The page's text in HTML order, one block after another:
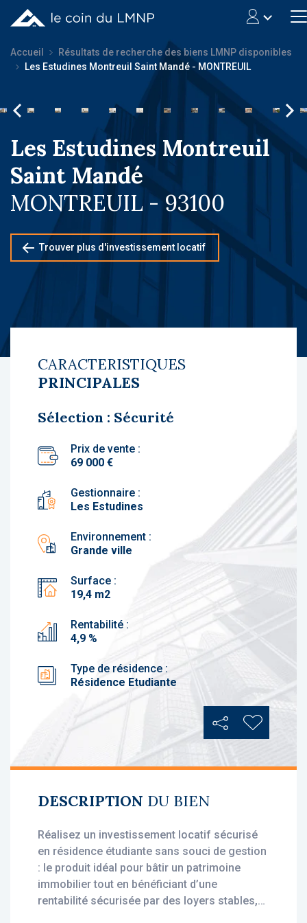
Accueil
Résultats de recherche des biens LMNP disponibles
Les Estudines Montreuil Saint Mandé - MONTREUIL
Les Estudines Montreuil
Saint Mandé
MONTREUIL - 93100
Trouver plus d'investissement locatif
CARACTERISTIQUES
PRINCIPALES
Sélection : Sécurité
Prix de vente :
69 000 €
Gestionnaire :
Les Estudines
Environnement :
Grande ville
Surface :
19,4 m2
Rentabilité :
4,9 %
Type de résidence :
Résidence Etudiante
PartagerAjouter
DESCRIPTION DU BIEN
Réalisez un investissement locatif sécurisé
en résidence étudiante sans souci de gestion
: le produit idéal pour bâtir un patrimoine
immobilier tout en bénéficiant d’une
rentabilité sécurisée par des loyers stables,